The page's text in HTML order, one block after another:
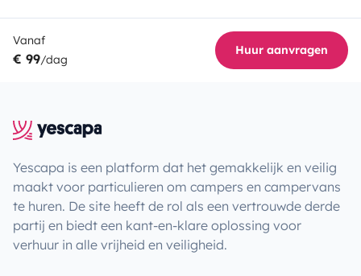
Vanaf
€ 99/dag
Huur aanvragen
Yescapa is een platform dat het gemakkelijk en veilig
maakt voor particulieren om campers en campervans
te huren. De site heeft de rol als een vertrouwde derde
partij en biedt een kant-en-klare oplossing voor
verhuur in alle vrijheid en veiligheid.